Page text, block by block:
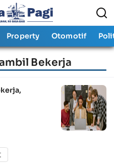
Property Otomotif
Bekerja